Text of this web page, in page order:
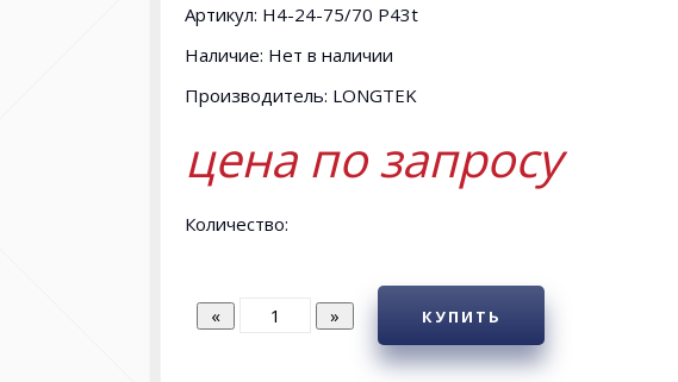
Артикул: Н4-24-75/70 P43t
Наличие: Нет в наличии
Производитель: LONGTEK
цена по запросу
Количество:
КУПИТЬ